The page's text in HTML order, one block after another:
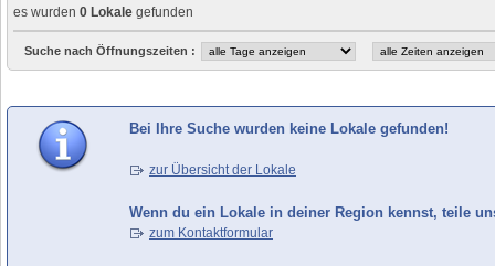
es wurden 0 Lokale gefunden
Suche nach Öffnungszeiten :
Bei Ihre Suche wurden keine Lokale gefunden!
zur Übersicht der Lokale
Wenn du ein Lokale in deiner Region kennst, teile
zum Kontaktformular